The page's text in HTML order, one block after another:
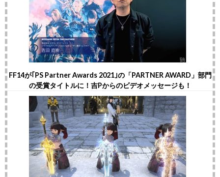
FF14が｢PS Partner Awards 2021｣の「PARTNER AWARD」部門
の受賞タイトルに！吉Pからのビデオメッセージも！